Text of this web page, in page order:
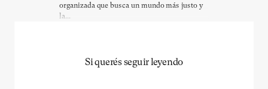
organizada que busca un mundo más justo y
la...
Si querés seguir leyendo